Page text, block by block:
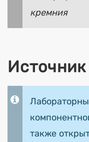
кремния
также